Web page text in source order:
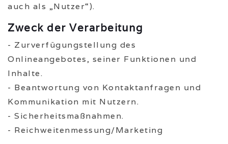
auch als „Nutzer“).
Zweck der Verarbeitung
- Zurverfügungstellung des
Onlineangebotes, seiner Funktionen und
Inhalte.
- Beantwortung von Kontaktanfragen und
Kommunikation mit Nutzern.
- Sicherheitsmaßnahmen.
- Reichweitenmessung/Marketing